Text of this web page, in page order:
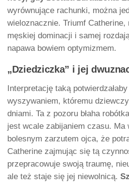
wyrównujące rachunki, można
wieloznacznie. Triumf Catherine,
męskiej dominacji i samej
napawa bowiem optymizmem.
„Dziedziczka” i jej
Interpretację taką
wyszywaniem, któremu
dniami. Ta z pozoru błaha
jest wcale zabijaniem czasu. Ma
bolesnym zarzutem ojca, że
Catherine zajmując się tą
przepracowuje swoją traumę,
ale też staje się jej niewolnicą.